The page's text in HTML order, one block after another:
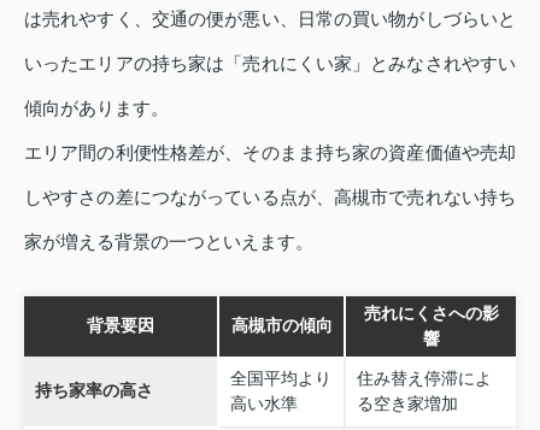
は売れやすく、交通の便が悪い、日常の買い物がしづらいと
いったエリアの持ち家は「売れにくい家」とみなされやすい
傾向があります。
エリア間の利便性格差が、そのまま持ち家の資産価値や売却
しやすさの差につながっている点が、高槻市で売れない持ち
家が増える背景の一つといえます。
背景要因 高槻市の傾向
売れにくさへの影
響
持ち家率の高さ
全国平均より
高い水準
住み替え停滞によ
る空き家増加